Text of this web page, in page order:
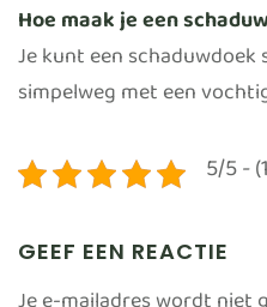
Hoe maak je een
Je kunt een
simpelweg met een
5/5 -
GEEF EEN REACTIE